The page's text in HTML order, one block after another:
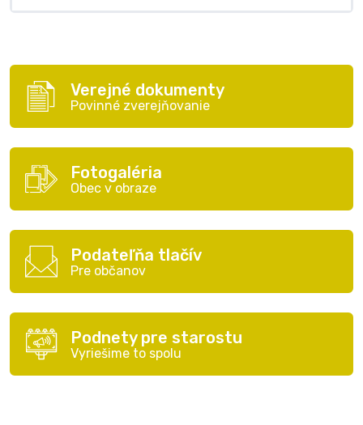
Verejné dokumenty
Povinné zverejňovanie
Fotogaléria
Obec v obraze
Podateľňa tlačív
Pre občanov
Podnety pre starostu
Vyriešime to spolu